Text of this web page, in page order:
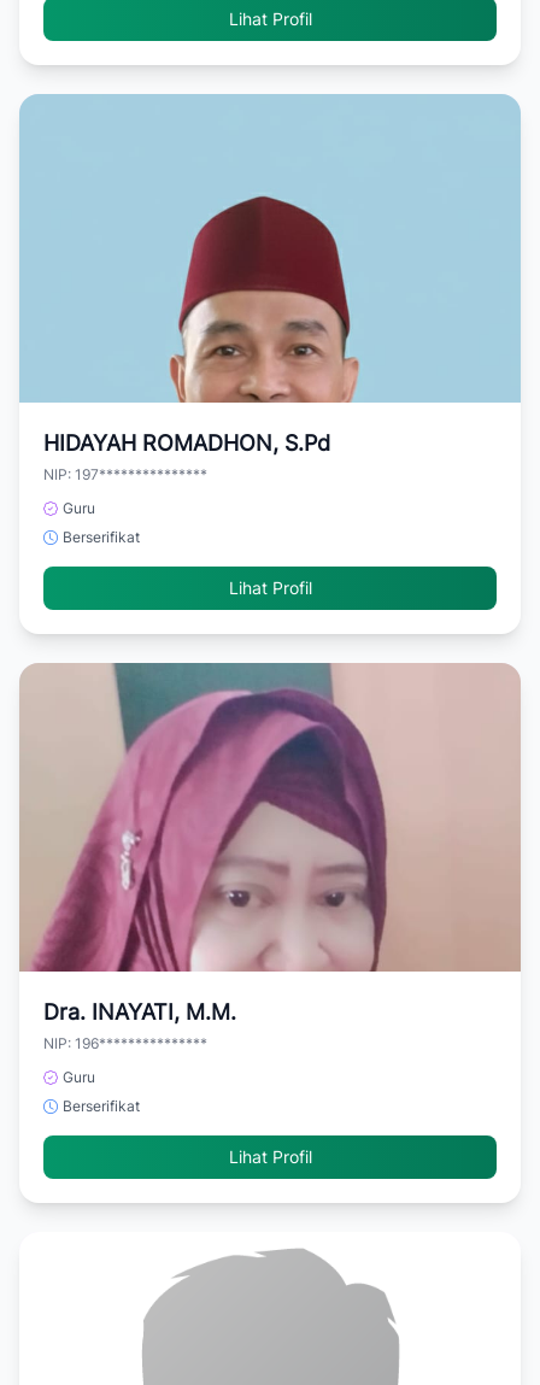
Lihat Profil
HIDAYAH ROMADHON, S.Pd
NIP: 197***************
Guru
Berserifikat
Lihat Profil
Dra. INAYATI, M.M.
NIP: 196***************
Guru
Berserifikat
Lihat Profil